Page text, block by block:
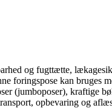
og fugttætte,
foringspose kan bruges
(jumboposer), kraftige
opbevaring og